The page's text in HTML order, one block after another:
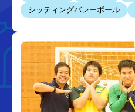
シッティングバレーボール